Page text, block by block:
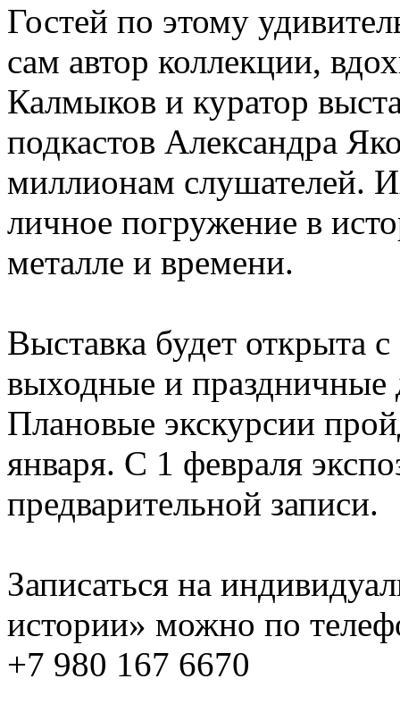
Гостей по этому
сам автор коллекции,
Калмыков и куратор
подкастов Александра
миллионам слушателей.
личное погружение в
металле и времени.
Выставка будет открыта
выходные и
Плановые экскурсии
января. С 1 февраля
предварительной записи.
Записаться на
истории» можно по
+7 980 167 6670